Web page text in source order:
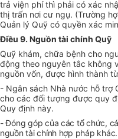
trả viện phí thì phải có xác
thị trấn nơi cư ngụ. (Trường
Quản lý Quỹ có quyền xác
Điều 9. Nguồn tài chính Quỹ
Quỹ khám, chữa bệnh cho
động theo nguyên tắc không
nguồn vốn, được hình thành
- Ngân sách Nhà nước hỗ trợ
cho các đối tượng được quy
Quy định này.
- Đóng góp của các tổ chức,
nguồn tài chính hợp pháp khác.